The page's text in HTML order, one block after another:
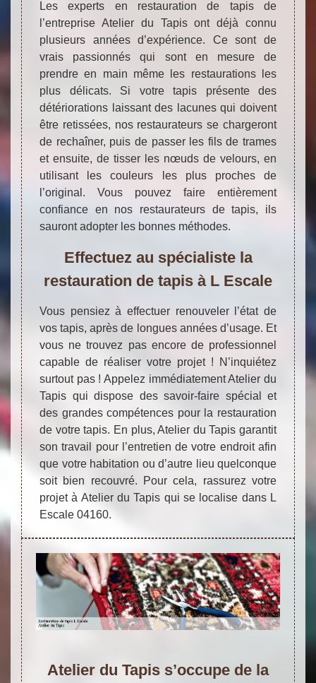
Les experts en restauration de tapis de
l’entreprise Atelier du Tapis ont déjà connu
plusieurs années d’expérience. Ce sont de
vrais passionnés qui sont en mesure de
prendre en main même les restaurations les
plus délicats. Si votre tapis présente des
détériorations laissant des lacunes qui doivent
être retissées, nos restaurateurs se chargeront
de rechaîner, puis de passer les fils de trames
et ensuite, de tisser les nœuds de velours, en
utilisant les couleurs les plus proches de
l’original. Vous pouvez faire entièrement
confiance en nos restaurateurs de tapis, ils
sauront adopter les bonnes méthodes.
Effectuez au spécialiste la
restauration de tapis à L Escale
Vous pensiez à effectuer renouveler l’état de
vos tapis, après de longues années d’usage. Et
vous ne trouvez pas encore de professionnel
capable de réaliser votre projet ! N’inquiétez
surtout pas ! Appelez immédiatement Atelier du
Tapis qui dispose des savoir-faire spécial et
des grandes compétences pour la restauration
de votre tapis. En plus, Atelier du Tapis garantit
son travail pour l’entretien de votre endroit afin
que votre habitation ou d’autre lieu quelconque
soit bien recouvré. Pour cela, rassurez votre
projet à Atelier du Tapis qui se localise dans L
Escale 04160.
Atelier du Tapis s’occupe de la